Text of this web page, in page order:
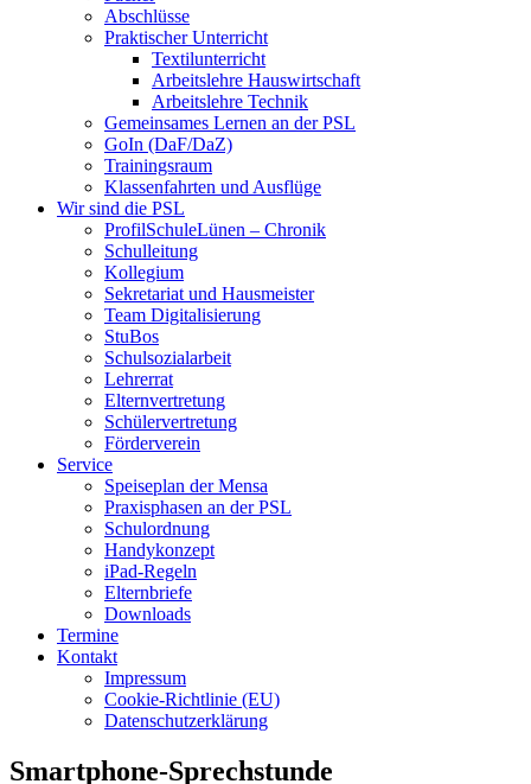
Abschlüsse
Praktischer Unterricht
Textilunterricht
Arbeitslehre Hauswirtschaft
Arbeitslehre Technik
Gemeinsames Lernen an der PSL​
GoIn (DaF/DaZ)
Trainingsraum
Klassenfahrten und Ausflüge
Wir sind die PSL
ProfilSchuleLünen – Chronik
Schulleitung
Kollegium
Sekretariat und Hausmeister
Team Digitalisierung
StuBos
Schulsozialarbeit
Lehrerrat
Elternvertretung
Schülervertretung
Förderverein
Service
Speiseplan der Mensa
Praxisphasen an der PSL
Schulordnung
Handykonzept
iPad-Regeln
Elternbriefe
Downloads
Termine
Kontakt
Impressum
Cookie-Richtlinie (EU)
Datenschutzerklärung
Smartphone-Sprechstunde